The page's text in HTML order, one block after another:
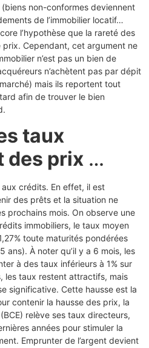
non-conformes deviennent
de l’immobilier locatif…
l’hypothèse que la rareté des
prix. Cependant, cet argument ne
n’est pas un bien de
n’achètent pas par dépit
mais ils reportent tout
afin de trouver le bien
taux
des prix …
aux crédits. En effet, il est
des prêts et la situation ne
prochains mois. On observe une
immobiliers, le taux moyen
toute maturités pondérées
ans). À noter qu’il y a 6 mois, les
à des taux inférieurs à 1% sur
les taux restent attractifs, mais
significative. Cette hausse est la
contenir la hausse des prix, la
relève ses taux directeurs,
années pour stimuler la
Emprunter de l’argent devient